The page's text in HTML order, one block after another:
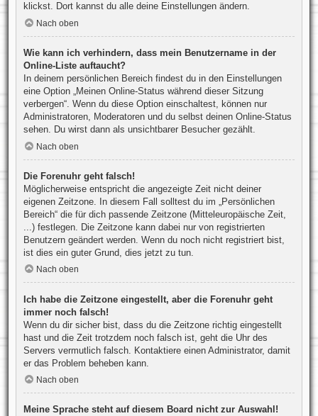
klickst. Dort kannst du alle deine Einstellungen ändern.
Nach oben
Wie kann ich verhindern, dass mein Benutzername in der
Online-Liste auftaucht?
In deinem persönlichen Bereich findest du in den Einstellungen
eine Option „Meinen Online-Status während dieser Sitzung
verbergen“. Wenn du diese Option einschaltest, können nur
Administratoren, Moderatoren und du selbst deinen Online-Status
sehen. Du wirst dann als unsichtbarer Besucher gezählt.
Nach oben
Die Forenuhr geht falsch!
Möglicherweise entspricht die angezeigte Zeit nicht deiner
eigenen Zeitzone. In diesem Fall solltest du im „Persönlichen
Bereich“ die für dich passende Zeitzone (Mitteleuropäische Zeit,
...) festlegen. Die Zeitzone kann dabei nur von registrierten
Benutzern geändert werden. Wenn du noch nicht registriert bist,
ist dies ein guter Grund, dies jetzt zu tun.
Nach oben
Ich habe die Zeitzone eingestellt, aber die Forenuhr geht
immer noch falsch!
Wenn du dir sicher bist, dass du die Zeitzone richtig eingestellt
hast und die Zeit trotzdem noch falsch ist, geht die Uhr des
Servers vermutlich falsch. Kontaktiere einen Administrator, damit
er das Problem beheben kann.
Nach oben
Meine Sprache steht auf diesem Board nicht zur Auswahl!